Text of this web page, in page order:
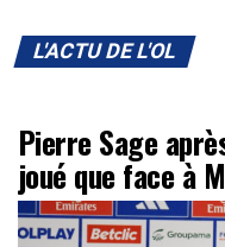
L'ACTU DE L'OL
Pierre Sage
joué que face à